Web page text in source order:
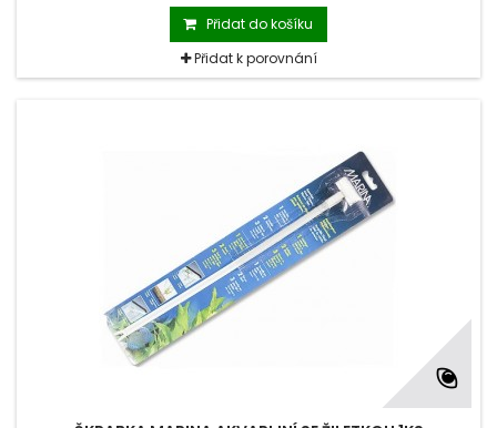
Přidat do košíku
Přidat k porovnání